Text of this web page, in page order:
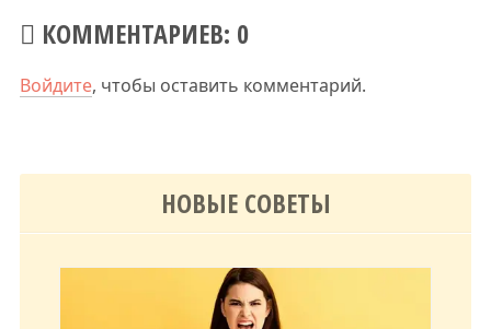
КОММЕНТАРИЕВ: 0
Войдите, чтобы оставить комментарий.
НОВЫЕ СОВЕТЫ